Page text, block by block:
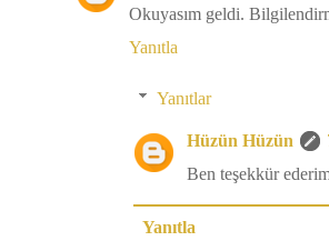
Okuyasım geldi.
Yanıtla
Yanıtlar
Hüzün Hüzün
Ben teşekkür
Yanıtla